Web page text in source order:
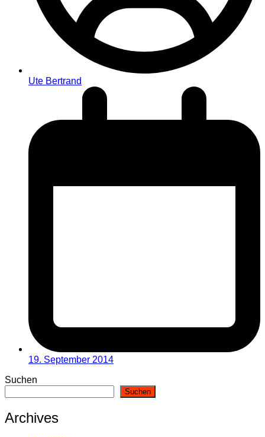
Ute Bertrand
19. September 2014
Suchen
Suchen
Archives